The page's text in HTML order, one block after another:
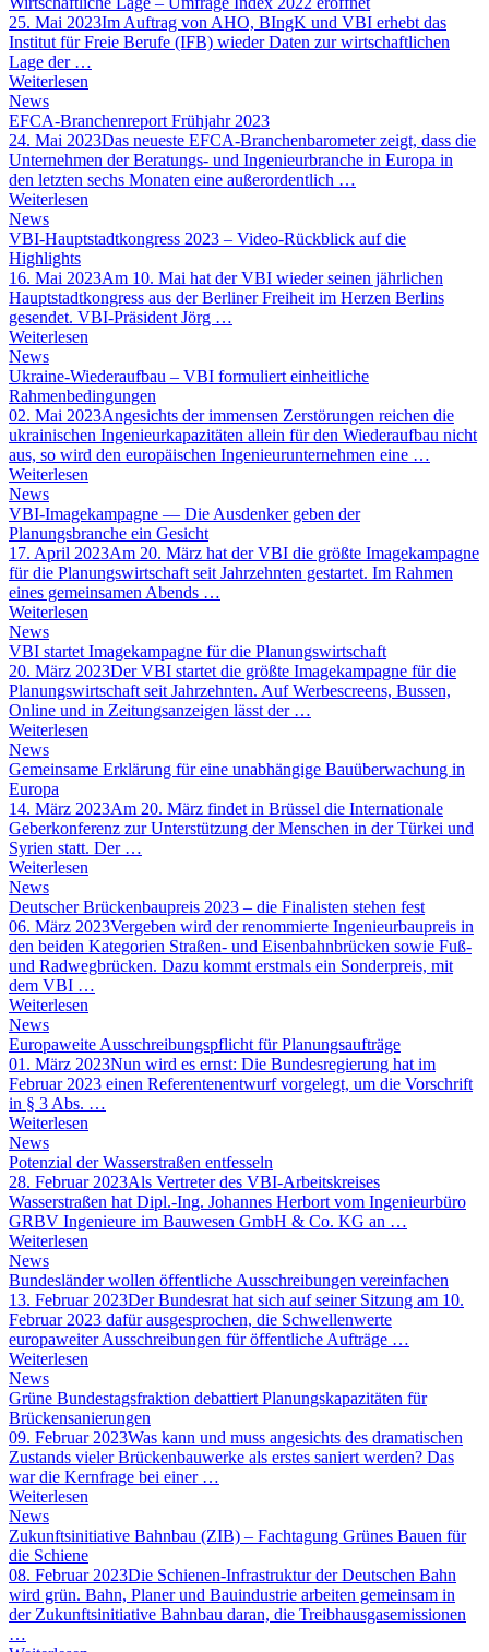
25. Mai 2023Im Auftrag von AHO, BIngK und VBI erhebt das
Institut für Freie Berufe (IFB) wieder Daten zur wirtschaftlichen
Lage der …
Weiterlesen
News
EFCA-Branchenreport Frühjahr 2023
24. Mai 2023Das neueste EFCA-Branchenbarometer zeigt, dass die
Unternehmen der Beratungs- und Ingenieurbranche in Europa in
den letzten sechs Monaten eine außerordentlich …
Weiterlesen
News
VBI-Hauptstadtkongress 2023 – Video-Rückblick auf die
Highlights
16. Mai 2023Am 10. Mai hat der VBI wieder seinen jährlichen
Hauptstadtkongress aus der Berliner Freiheit im Herzen Berlins
gesendet. VBI-Präsident Jörg …
Weiterlesen
News
Ukraine-Wiederaufbau – VBI formuliert einheitliche
Rahmenbedingungen
02. Mai 2023Angesichts der immensen Zerstörungen reichen die
ukrainischen Ingenieurkapazitäten allein für den Wiederaufbau nicht
aus, so wird den europäischen Ingenieurunternehmen eine …
Weiterlesen
News
VBI-Imagekampagne — Die Ausdenker geben der
Planungsbranche ein Gesicht
17. April 2023Am 20. März hat der VBI die größte Imagekampagne
für die Planungswirtschaft seit Jahrzehnten gestartet. Im Rahmen
eines gemeinsamen Abends …
Weiterlesen
News
VBI startet Imagekampagne für die Planungswirtschaft
20. März 2023Der VBI startet die größte Imagekampagne für die
Planungswirtschaft seit Jahrzehnten. Auf Werbescreens, Bussen,
Online und in Zeitungsanzeigen lässt der …
Weiterlesen
News
Gemeinsame Erklärung für eine unabhängige Bauüberwachung in
Europa
14. März 2023Am 20. März findet in Brüssel die Internationale
Geberkonferenz zur Unterstützung der Menschen in der Türkei und
Syrien statt. Der …
Weiterlesen
News
Deutscher Brückenbaupreis 2023 – die Finalisten stehen fest
06. März 2023Vergeben wird der renommierte Ingenieurbaupreis in
den beiden Kategorien Straßen- und Eisenbahnbrücken sowie Fuß-
und Radwegbrücken. Dazu kommt erstmals ein Sonderpreis, mit
dem VBI …
Weiterlesen
News
Europaweite Ausschreibungspflicht für Planungsaufträge
01. März 2023Nun wird es ernst: Die Bundesregierung hat im
Februar 2023 einen Referentenentwurf vorgelegt, um die Vorschrift
in § 3 Abs. …
Weiterlesen
News
Potenzial der Wasserstraßen entfesseln
28. Februar 2023Als Vertreter des VBI-Arbeitskreises
Wasserstraßen hat Dipl.-Ing. Johannes Herbort vom Ingenieurbüro
GRBV Ingenieure im Bauwesen GmbH & Co. KG an …
Weiterlesen
News
Bundesländer wollen öffentliche Ausschreibungen vereinfachen
13. Februar 2023Der Bundesrat hat sich auf seiner Sitzung am 10.
Februar 2023 dafür ausgesprochen, die Schwellenwerte
europaweiter Ausschreibungen für öffentliche Aufträge …
Weiterlesen
News
Grüne Bundestagsfraktion debattiert Planungskapazitäten für
Brückensanierungen
09. Februar 2023Was kann und muss angesichts des dramatischen
Zustands vieler Brückenbauwerke als erstes saniert werden? Das
war die Kernfrage bei einer …
Weiterlesen
News
Zukunftsinitiative Bahnbau (ZIB) – Fachtagung Grünes Bauen für
die Schiene
08. Februar 2023Die Schienen-Infrastruktur der Deutschen Bahn
wird grün. Bahn, Planer und Bauindustrie arbeiten gemeinsam in
der Zukunftsinitiative Bahnbau daran, die Treibhausgasemissionen
…